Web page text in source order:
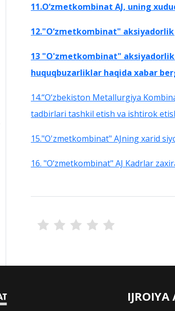
11.O‘zmetkombinat AJ, uning
12."O‘zmetkombinat"
13 "O'zmetkombinat"
huquqbuzarliklar haqida xabar
14.“O‘zbekiston Metallurgiya
tadbirlari tashkil etish va ishtirok
15."O'zmetkombinat" AJning xarid
16. "O‘zmetkombinat" AJ Kadrlar
IJROIYA